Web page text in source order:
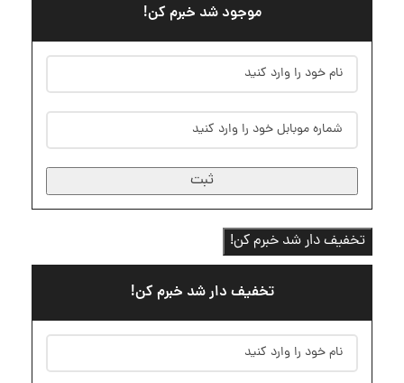
موجود شد خبرم کن!
ثبت
تخفیف دار شد خبرم کن!
تخفیف دار شد خبرم کن!